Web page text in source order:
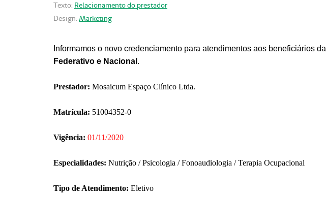
Texto: Relacionamento do prestador
Design: Marketing
Informamos o novo credenciamento para atendimentos aos beneficiários da
Federativo e Nacional .
Prestador: Mosaicum Espaço Clínico Ltda.
Matrícula: 51004352-0
Vigência: 01/11/2020
Especialidades: Nutrição / Psicologia / Fonoaudiologia / Terapia Ocupacional
Tipo de Atendimento: Eletivo